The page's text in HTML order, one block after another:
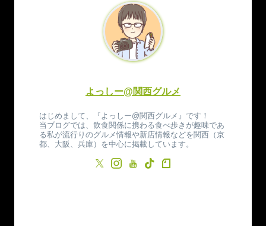
よっしー@関西グルメ
はじめまして、『よっしー@関西グルメ』です！
当ブログでは、飲食関係に携わる食べ歩きが趣味であ
る私が流行りのグルメ情報や新店情報などを関西（京
都、大阪、兵庫）を中心に掲載しています。